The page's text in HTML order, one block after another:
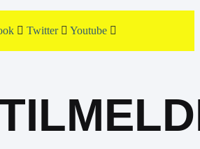
Twitter Youtube